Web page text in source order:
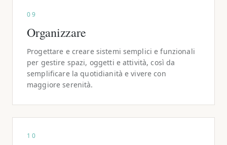
09
Organizzare
Progettare e creare sistemi semplici e funzionali
per gestire spazi, oggetti e attività, così da
semplificare la quotidianità e vivere con
maggiore serenità.
10